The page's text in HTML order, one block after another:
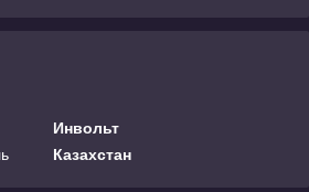
Инвольт
Казахстан